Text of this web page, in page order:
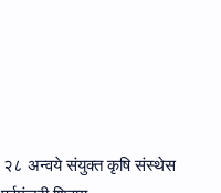
२८ अन्वये संयुक्त कृषि संस्थेस